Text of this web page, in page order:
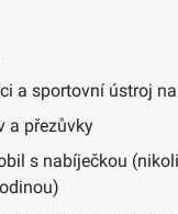
a sportovní ústroj
a přezůvky
s nabíječkou